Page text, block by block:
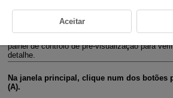
painel de controlo de pré-visualização para
detalhe.
Na janela principal, clique num dos botões
(A).
Aceitar